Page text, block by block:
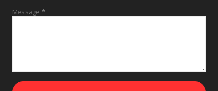
Message *